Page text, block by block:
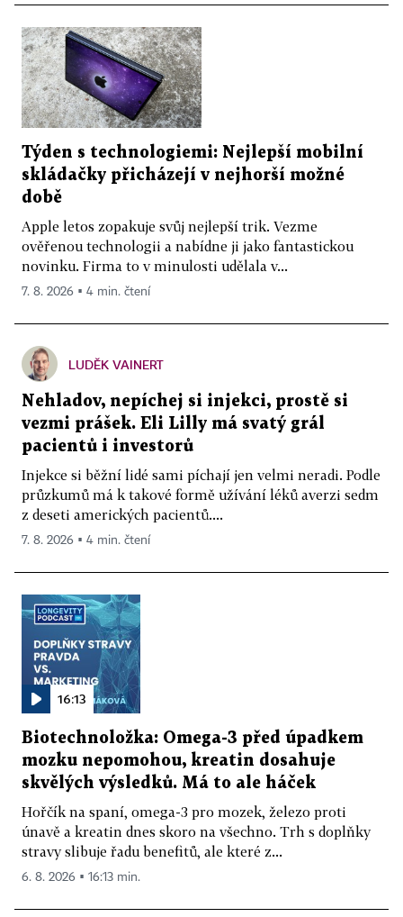
Týden s technologiemi: Nejlepší mobilní
skládačky přicházejí v nejhorší možné
době
Apple letos zopakuje svůj nejlepší trik. Vezme
ověřenou technologii a nabídne ji jako fantastickou
novinku. Firma to v minulosti udělala v...
7. 8. 2026 ▪ 4 min. čtení
LUDĚK VAINERT
Nehladov, nepíchej si injekci, prostě si
vezmi prášek. Eli Lilly má svatý grál
pacientů i investorů
Injekce si běžní lidé sami píchají jen velmi neradi. Podle
průzkumů má k takové formě užívání léků averzi sedm
z deseti amerických pacientů....
7. 8. 2026 ▪ 4 min. čtení
16:13
Biotechnoložka: Omega-3 před úpadkem
mozku nepomohou, kreatin dosahuje
skvělých výsledků. Má to ale háček
Hořčík na spaní, omega-3 pro mozek, železo proti
únavě a kreatin dnes skoro na všechno. Trh s doplňky
stravy slibuje řadu benefitů, ale které z...
6. 8. 2026 ▪ 16:13 min.